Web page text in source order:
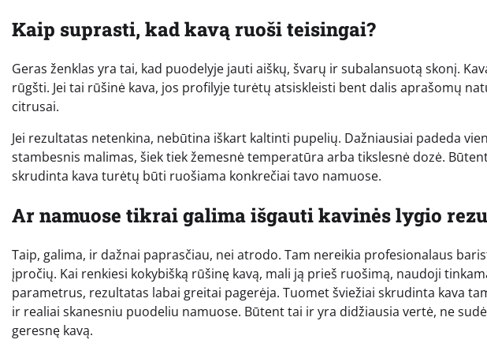
Kaip suprasti, kad kavą ruoši teisingai?
Geras ženklas yra tai, kad puodelyje jauti aiškų, švarų ir subalansuotą skonį.
rūgšti. Jei tai rūšinė kava, jos profilyje turėtų atsiskleisti bent dalis aprašomų
citrusai.
Jei rezultatas netenkina, nebūtina iškart kaltinti pupelių. Dažniausiai padeda
stambesnis malimas, šiek tiek žemesnė temperatūra arba tikslesnė dozė.
skrudinta kava turėtų būti ruošiama konkrečiai tavo namuose.
Ar namuose tikrai galima išgauti kavinės lygio
Taip, galima, ir dažnai paprasčiau, nei atrodo. Tam nereikia profesionalaus
įpročių. Kai renkiesi kokybišką rūšinę kavą, mali ją prieš ruošimą, naudoji
parametrus, rezultatas labai greitai pagerėja. Tuomet šviežiai skrudinta kava
ir realiai skanesniu puodeliu namuose. Būtent tai ir yra didžiausia vertė, ne
geresnę kavą.